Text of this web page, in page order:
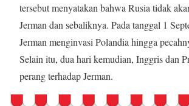
tersebut menyatakan bahwa Rusia tidak
Jerman dan sebaliknya. Pada tanggal 1
Jerman menginvasi Polandia hingga
Selain itu, dua hari kemudian, Inggris dan
perang terhadap Jerman.